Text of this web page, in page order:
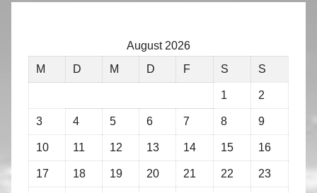
August 2026
M
D M D F S S
1 2
3 4 5 6 7 8 9
10 11 12 13 14 15 16
17 18 19 20 21 22 23